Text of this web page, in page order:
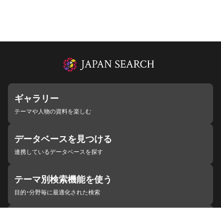
ギャラリー
テーマや人物の資料を楽しむ
データベースを見つける
連携しているデータベースを探す
テーマ別検索機能を使う
目的・分野毎に最適化された検索